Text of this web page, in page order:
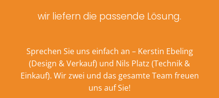
wir liefern die passende Lösung.
Sprechen Sie uns einfach an – Kerstin Ebeling
(Design & Verkauf) und Nils Platz (Technik &
Einkauf). Wir zwei und das gesamte Team freuen
uns auf Sie!